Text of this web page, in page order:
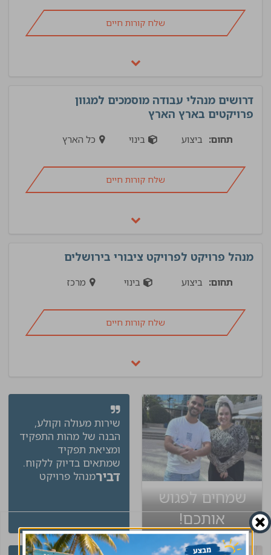
שלח קורות חיים
דרושים מנהלי עבודה מוסמכים למגוון
פרויקטים בארץ הארץ
תחום: ביצוע בינוי כל הארץ
שלח קורות חיים
מנהל פרויקט לפרויקט ציבורי בירושלים
תחום: ביצוע בינוי מרכז
שלח קורות חיים
שמחים לפגוש
אותכם!
שירות מעולה וקולע,
הבנה של מהות התפקיד
ומציאת תפקיד
שמתאים בדיוק ללקוח.
דבירמנהל פרויקט